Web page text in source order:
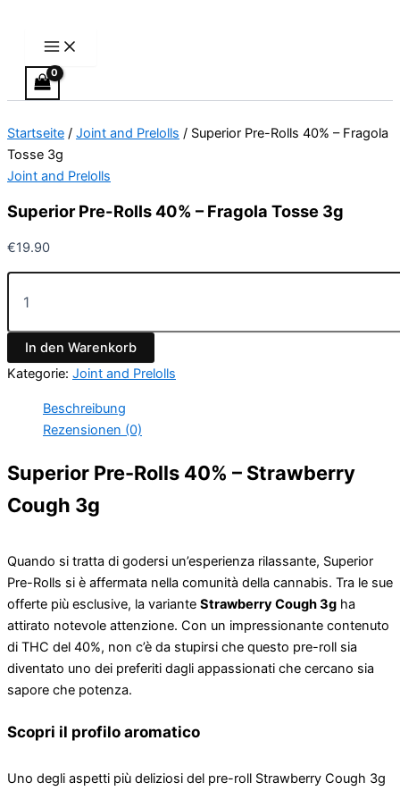
springen
Startseite / Joint and Prelolls / Superior Pre-Rolls 40% – Fragola
Tosse 3g
Joint and Prelolls
Superior Pre-Rolls 40% – Fragola Tosse 3g
€19.90
Fragola
3g
Menge
In den Warenkorb
Kategorie: Joint and Prelolls
Beschreibung
Rezensionen (0)
Superior Pre-Rolls 40% – Strawberry
Cough 3g
Quando si tratta di godersi un’esperienza rilassante, Superior
Pre-Rolls si è affermata nella comunità della cannabis. Tra le sue
offerte più esclusive, la variante Strawberry Cough 3g ha
attirato notevole attenzione. Con un impressionante contenuto
di THC del 40%, non c’è da stupirsi che questo pre-roll sia
diventato uno dei preferiti dagli appassionati che cercano sia
sapore che potenza.
Scopri il profilo aromatico
Uno degli aspetti più deliziosi del pre-roll Strawberry Cough 3g